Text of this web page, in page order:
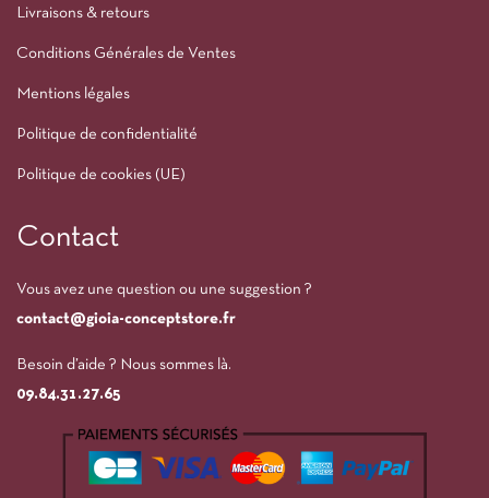
Livraisons & retours
Conditions Générales de Ventes
Mentions légales
Politique de confidentialité
Politique de cookies (UE)
Contact
Vous avez une question ou une suggestion ?
contact@gioia-conceptstore.fr
Besoin d’aide ? Nous sommes là.
09.84.31.27.65